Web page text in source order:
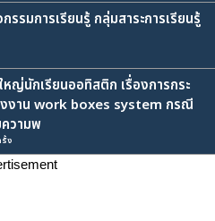
รมการเรียนรู้ กลุ่มสาระการเรียนรู้
ญ่นักเรียนออทิสติก เรื่องการกระ
งงาน work boxes system กรณี
วามพ
ง